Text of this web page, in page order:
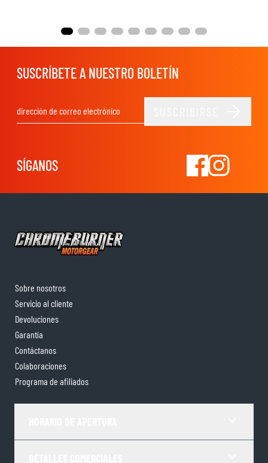
SUSCRÍBETE A NUESTRO BOLETÍN
SÍGANOS
Sobre nosotros
Servicio al cliente
Devoluciones
Garantía
Contáctanos
Colaboraciones
Programa de afiliados